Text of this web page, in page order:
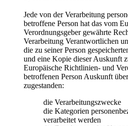
Jede von der Verarbeitung
betroffene Person hat das vom
Verordnungsgeber gewährte
Verarbeitung Verantwortlichen
die zu seiner Person
und eine Kopie dieser Auskunft
Europäische Richtlinien- und
betroffenen Person Auskunft
zugestanden:
die Verarbeitungszwecke
die Kategorien
verarbeitet werden